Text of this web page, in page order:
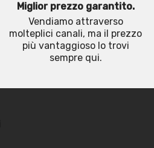
Miglior prezzo garantito.
Vendiamo attraverso
molteplici canali, ma il prezzo
più vantaggioso lo trovi
sempre qui.